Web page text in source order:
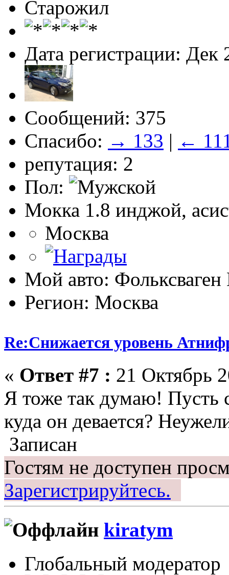
Старожил
Дата регистрации: Дек
Сообщений: 375
Спасибо: → 133 | ←
репутация: 2
Пол:
Мокка 1.8 инджой,
Москва
Мой авто:
Регион: Москва
Re:Снижается уровень
« Ответ #7 : 21 Октябрь
Я тоже так думаю! Пусть
куда он девается?
Записан
Гостям не доступен
Зарегистрируйтесь.
kiratym
Глобальный модератор